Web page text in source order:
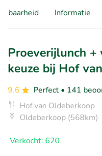
Informatie
Proeverijlunch +
keuze bij Hof
9.6 Perfect • 141
Hof van Oldeberkoop
Oldeberkoop (568km)
Verkocht: 620